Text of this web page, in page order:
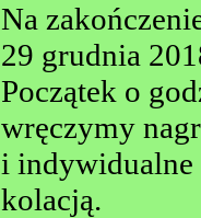
Na
29 grudnia
Początek o
wręczymy
i indywidualne
kolacją.